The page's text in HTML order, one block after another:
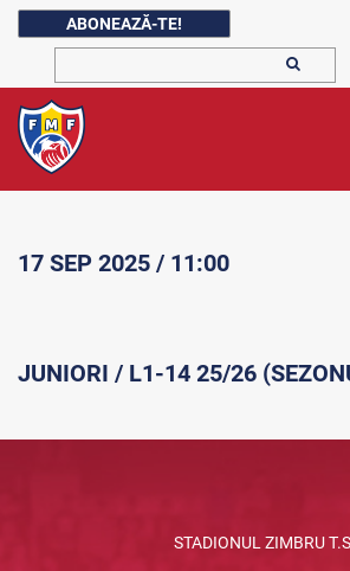
ABONEAZĂ-TE!
17 SEP 2025 / 11:00
JUNIORI / L1-14 25/26
STADIONUL ZIMBRU